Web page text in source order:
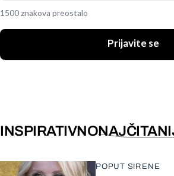
1500 znakova preostalo
Prijavite se
INSPIRATIVNO
POPUT SIRENE